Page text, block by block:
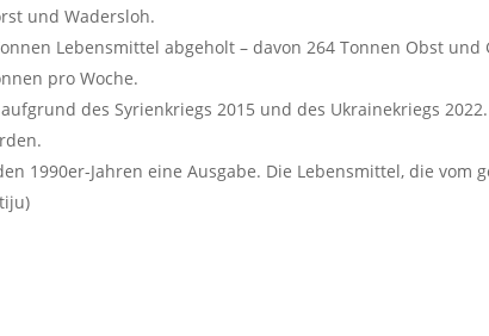
und Wadersloh.
Lebensmittel abgeholt – davon 264 Tonnen Obst und
pro Woche.
des Syrienkriegs 2015 und des Ukrainekriegs
1990er-Jahren eine Ausgabe. Die Lebensmittel, die vom